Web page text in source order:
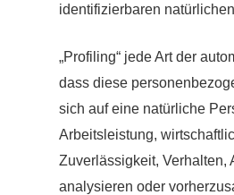
identifizierbaren
„Profiling“ jede Art der
dass diese
sich auf eine natürliche
Arbeitsleistung,
Zuverlässigkeit, Verhalten,
analysieren oder